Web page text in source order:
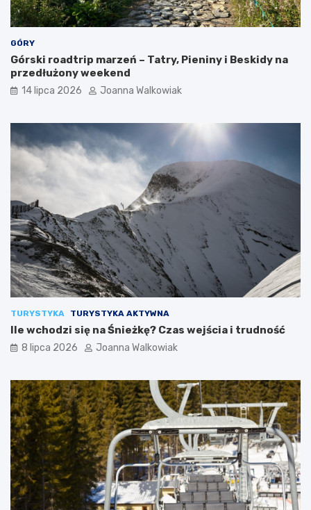
GÓRY
Górski roadtrip marzeń – Tatry, Pieniny i Beskidy na
przedłużony weekend
14 lipca 2026 Joanna Walkowiak
TURYSTYKA TURYSTYKA AKTYWNA
Ile wchodzi się na Śnieżkę? Czas wejścia i trudność
8 lipca 2026 Joanna Walkowiak